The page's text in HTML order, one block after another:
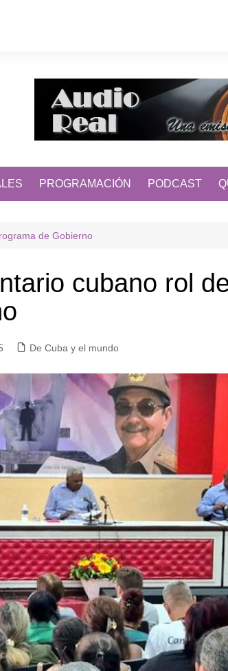
PROGRAMACIÓN PODCAST
de Gobierno
cubano rol
De Cuba y el mundo